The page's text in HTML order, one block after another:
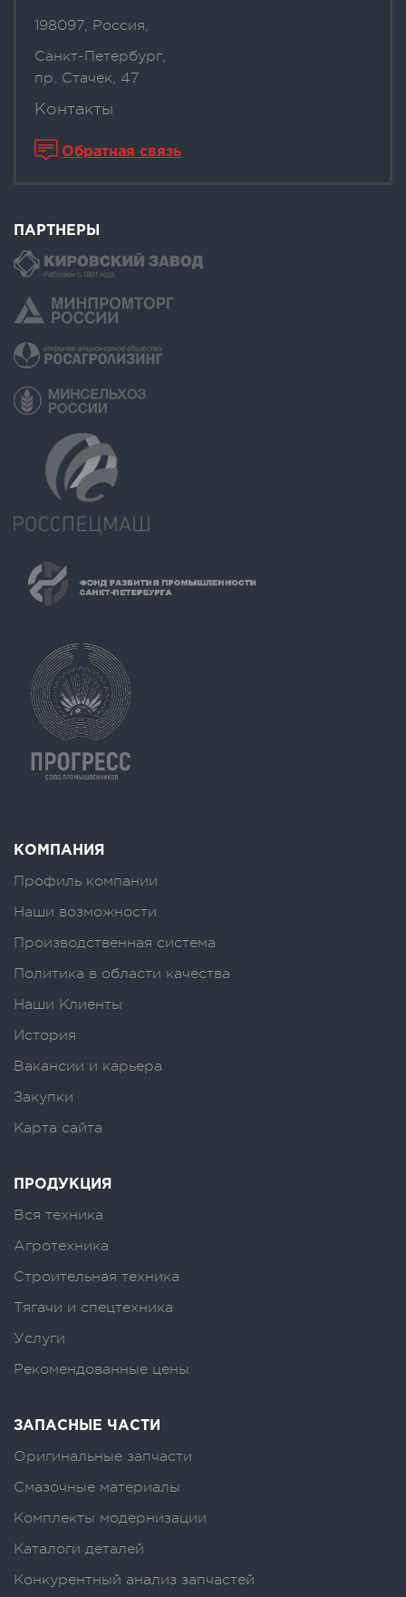
198097, Россия,
Санкт-Петербург,
пр. Стачек, 47
Контакты
Обратная связь
ПАРТНЕРЫ
КОМПАНИЯ
Профиль компании
Наши возможности
Производственная система
Политика в области качества
Наши Клиенты
История
Вакансии и карьера
Закупки
Карта сайта
ПРОДУКЦИЯ
Вся техника
Агротехника
Строительная техника
Тягачи и спецтехника
Услуги
Рекомендованные цены
ЗАПАСНЫЕ ЧАСТИ
Оригинальные запчасти
Смазочные материалы
Комплекты модернизации
Каталоги деталей
Конкурентный анализ запчастей